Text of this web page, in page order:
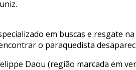
em buscas e resgate
o paraquedista
Daou (região marcada em